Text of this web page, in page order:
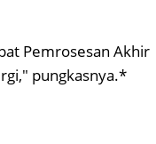
Pemrosesan Akhir
pungkasnya.*